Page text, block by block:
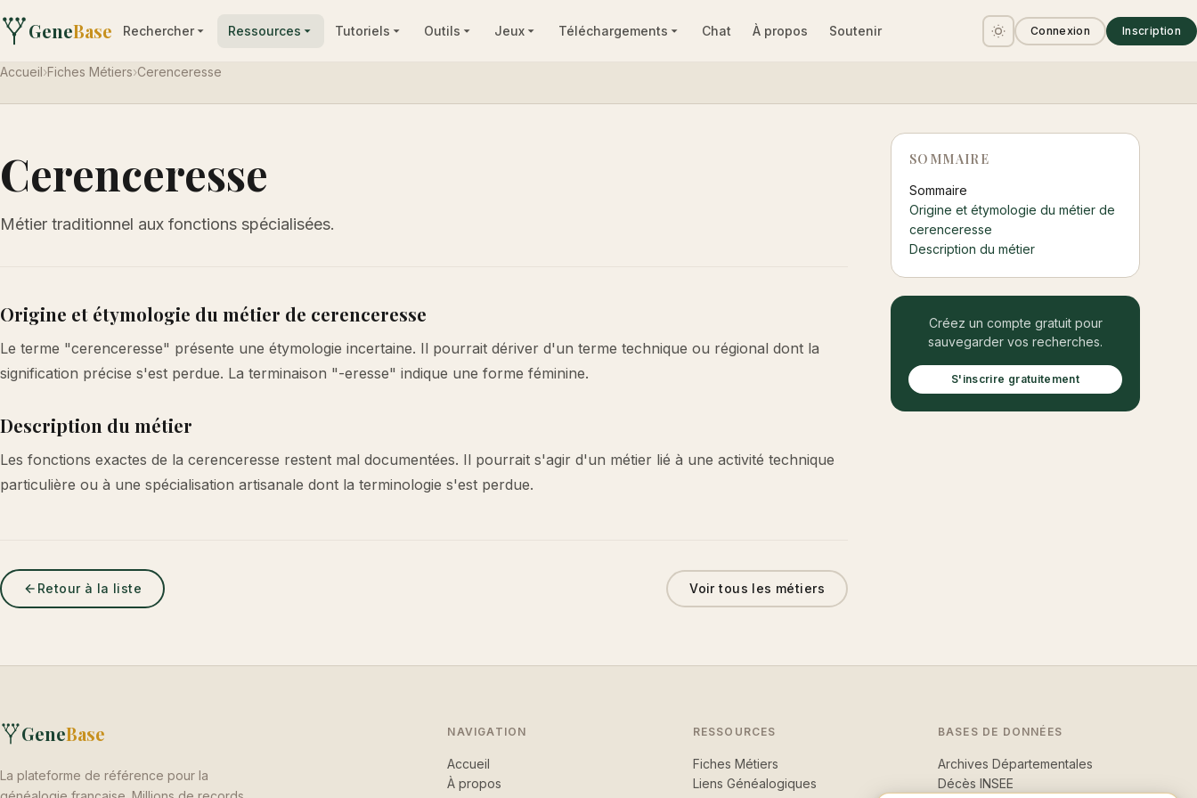
GeneBase Rechercher Ressources Tutoriels Outils Jeux Téléchargements Chat À propos Soutenir Connexion Inscription
Accueil›Fiches Métiers›Cerenceresse
Cerenceresse
Métier traditionnel aux fonctions spécialisées.
Origine et étymologie du métier de cerenceresse
Le terme "cerenceresse" présente une étymologie incertaine. Il pourrait dériver d'un terme technique ou régional dont la
signification précise s'est perdue. La terminaison "-eresse" indique une forme féminine.
Description du métier
Les fonctions exactes de la cerenceresse restent mal documentées. Il pourrait s'agir d'un métier lié à une activité technique
particulière ou à une spécialisation artisanale dont la terminologie s'est perdue.
Retour à la liste Voir tous les métiers
SOMMAIRE
Sommaire
Origine et étymologie du métier de
cerenceresse
Description du métier
Créez un compte gratuit pour
sauvegarder vos recherches.
S'inscrire gratuitement
GeneBase
La plateforme de référence pour la
NAVIGATION
Accueil
À propos
RESSOURCES
Fiches Métiers
Liens Généalogiques
BASES DE DONNÉES
Archives Départementales
Décès INSEE